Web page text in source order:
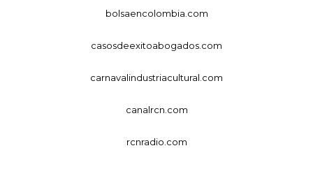
bolsaencolombia.com
casosdeexitoabogados.com
carnavalindustriacultural.com
canalrcn.com
rcnradio.com